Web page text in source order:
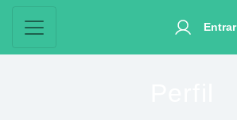
Entrar